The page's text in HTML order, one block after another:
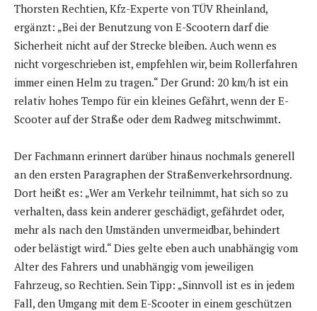
Thorsten Rechtien, Kfz-Experte von TÜV Rheinland,
ergänzt: „Bei der Benutzung von E-Scootern darf die
Sicherheit nicht auf der Strecke bleiben. Auch wenn es
nicht vorgeschrieben ist, empfehlen wir, beim Rollerfahren
immer einen Helm zu tragen.“ Der Grund: 20 km/h ist ein
relativ hohes Tempo für ein kleines Gefährt, wenn der E-
Scooter auf der Straße oder dem Radweg mitschwimmt.
Der Fachmann erinnert darüber hinaus nochmals generell
an den ersten Paragraphen der Straßenverkehrsordnung.
Dort heißt es: „Wer am Verkehr teilnimmt, hat sich so zu
verhalten, dass kein anderer geschädigt, gefährdet oder,
mehr als nach den Umständen unvermeidbar, behindert
oder belästigt wird.“ Dies gelte eben auch unabhängig vom
Alter des Fahrers und unabhängig vom jeweiligen
Fahrzeug, so Rechtien. Sein Tipp: „Sinnvoll ist es in jedem
Fall, den Umgang mit dem E-Scooter in einem geschützen